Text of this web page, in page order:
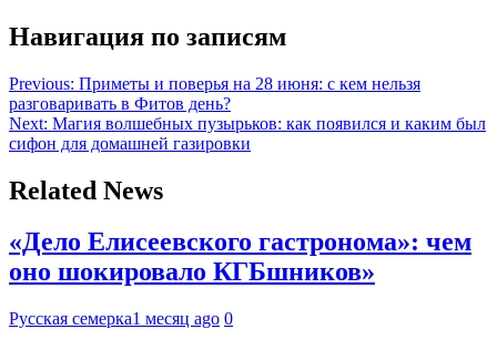
Навигация по записям
Previous: Приметы и поверья на 28 июня: с кем нельзя
разговаривать в Фитов день?
Next: Магия волшебных пузырьков: как появился и каким был
сифон для домашней газировки
Related News
«Дело Елисеевского гастронома»: чем
оно шокировало КГБшников»
Русская семерка1 месяц ago 0